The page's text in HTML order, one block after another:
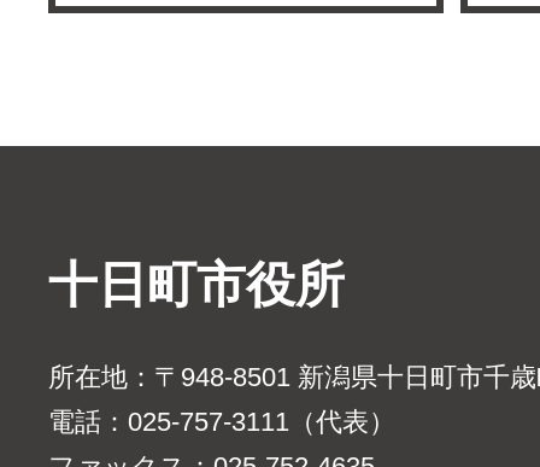
十日町市役所
所在地：〒948-8501 新潟県十日町市千
電話：025-757-3111（代表）